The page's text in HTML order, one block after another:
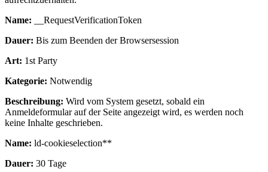
Name: __RequestVerificationToken
Dauer: Bis zum Beenden der Browsersession
Art: 1st Party
Kategorie: Notwendig
Beschreibung: Wird vom System gesetzt, sobald ein
Anmeldeformular auf der Seite angezeigt wird, es werden noch
keine Inhalte geschrieben.
Name: ld-cookieselection**
Dauer: 30 Tage